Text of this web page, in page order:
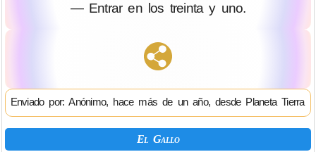
— Entrar en los treinta y uno.
Enviado por: Anónimo, hace más de un año, desde Planeta Tierra
El Gallo